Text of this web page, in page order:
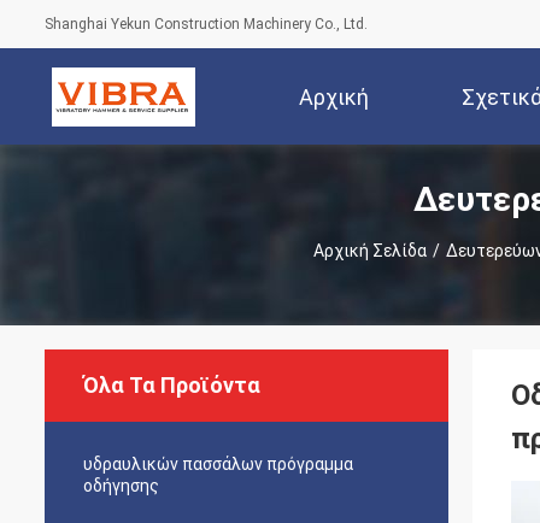
Shanghai Yekun Construction Machinery Co., Ltd.
Αρχική
Αρχική Σελίδα /
Όλα Τα Προϊόντα
υδραυλικών πασσάλων πρόγραμμα
οδήγησης